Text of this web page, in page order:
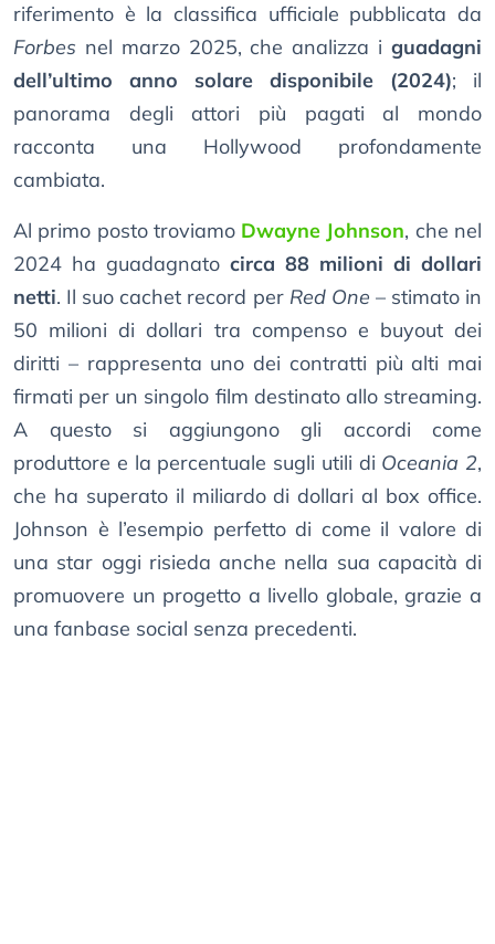
riferimento è la classifica ufficiale pubblicata da
Forbes nel marzo 2025, che analizza i guadagni
dell’ultimo anno solare disponibile (2024); il
panorama degli attori più pagati al mondo
racconta una Hollywood profondamente
cambiata.
Al primo posto troviamo Dwayne Johnson, che nel
2024 ha guadagnato circa 88 milioni di dollari
netti. Il suo cachet record per Red One – stimato in
50 milioni di dollari tra compenso e buyout dei
diritti – rappresenta uno dei contratti più alti mai
firmati per un singolo film destinato allo streaming.
A questo si aggiungono gli accordi come
produttore e la percentuale sugli utili di Oceania 2,
che ha superato il miliardo di dollari al box office.
Johnson è l’esempio perfetto di come il valore di
una star oggi risieda anche nella sua capacità di
promuovere un progetto a livello globale, grazie a
una fanbase social senza precedenti.